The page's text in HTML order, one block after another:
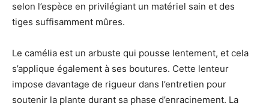
selon l’espèce en privilégiant un matériel sain et des
tiges suffisamment mûres.
Le camélia est un arbuste qui pousse lentement, et cela
s’applique également à ses boutures. Cette lenteur
impose davantage de rigueur dans l’entretien pour
soutenir la plante durant sa phase d’enracinement. La